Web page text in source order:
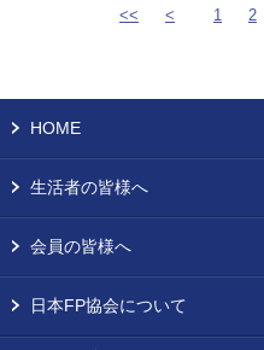
<< < 1 2
HOME
生活者の皆様へ
会員の皆様へ
日本FP協会について